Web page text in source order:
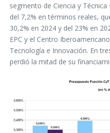
segmento de Ciencia y
del 7,2% en términos reales,
30,2% en 2024 y del 23% en
EPC y el Centro
Tecnología e Innovación. En
perdió la mitad de su